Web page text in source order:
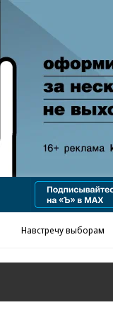
Навстречу выборам